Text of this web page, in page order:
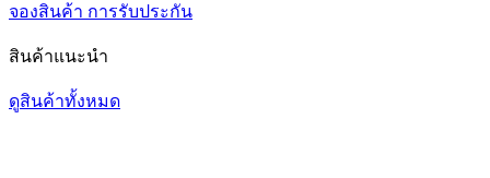
จองสินค้า การรับประกัน
สินค้าแนะนำ
ดูสินค้าทั้งหมด